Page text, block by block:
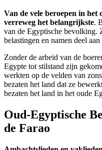
Van de vele beroepen in het
verreweg het belangrijkste.
van de Egyptische bevolking.
belastingen en namen deel
Zonder de arbeid van de
Egypte tot stilstand zijn
werkten op de velden van
bezaten het land dat ze
bezaten het land in het oude
Oud-Egyptische
de Farao